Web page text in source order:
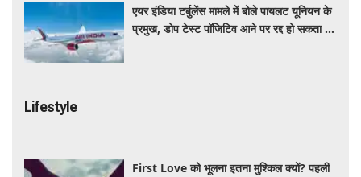
एयर इंडिया टर्बुलेंस मामले में बोले पायलट यूनियन के
प्रमुख, डोप टेस्ट पॉजिटिव आने पर रद्द हो सकता है
Lifestyle
First Love को भूलना इतना मुश्किल क्यों? पहली